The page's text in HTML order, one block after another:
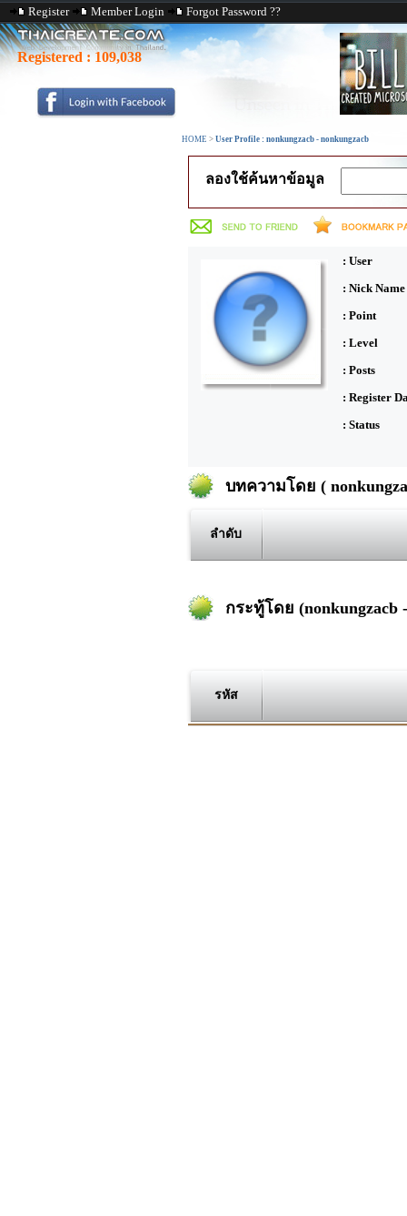
Register Member Login Forgot Password ??
Registered : 109,038
HOME > User Profile : nonkungzacb - nonkungzacb
ลองใช้ค้นหาข้อมูล
: User
: Nick Name
: Point
: Level
: Posts
: Register
: Status
บทความโดย (
ลำดับ
กระทู้โดย (nonkungzacb
รหัส